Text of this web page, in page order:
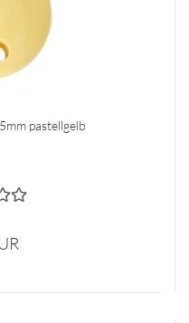
pastellgelb